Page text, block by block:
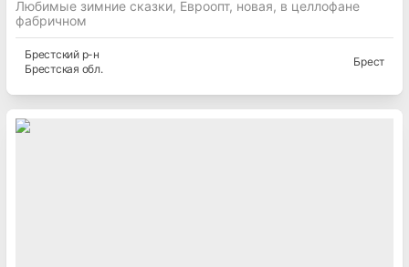
Любимые зимние сказки, Евроопт, новая, в целлофане
фабричном
Брестскийр-н
Брестская обл.
Брест